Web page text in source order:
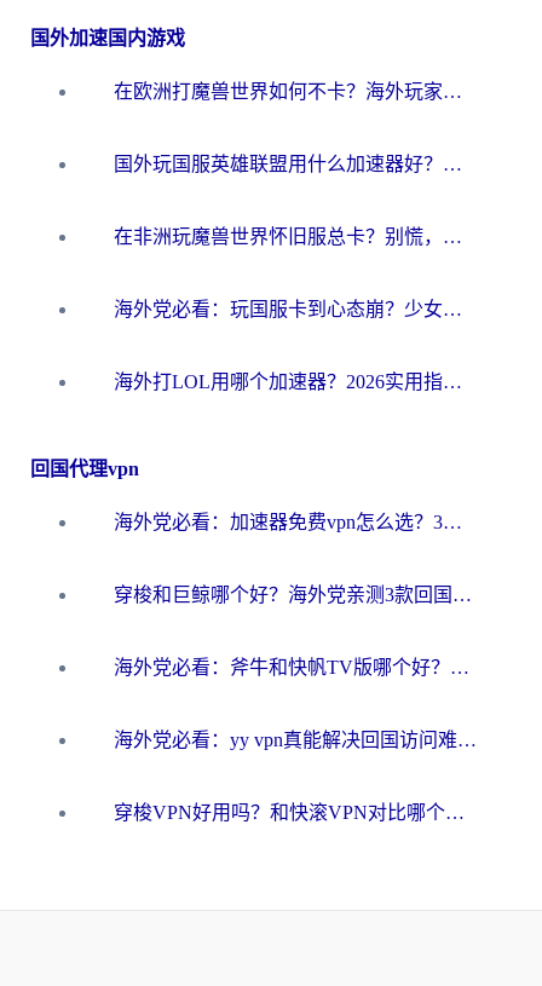
国外加速国内游戏
在欧洲打魔兽世界如何不卡？海外玩家的国服游戏加速终极攻略
国外玩国服英雄联盟用什么加速器好？海外党亲测有效的国服游戏加速指南
在非洲玩魔兽世界怀旧服总卡？别慌，这份指南帮你丝滑开荒
海外党必看：玩国服卡到心态崩？少女前线云图计划加速器免费推荐+碧蓝航线足球世界流畅攻略
海外打LOL用哪个加速器？2026实用指南：从延迟到设备适配，一篇解决你的国服游戏痛点
回国代理vpn
海外党必看：加速器免费vpn怎么选？3步教你无缝访问国内资源
穿梭和巨鲸哪个好？海外党亲测3款回国加速器，教你避开90%的坑
海外党必看：斧牛和快帆TV版哪个好？3分钟选对回国加速器，无缝刷B站、追热剧
海外党必看：yy vpn真能解决回国访问难题？附云极initap测评+免费方案对比
穿梭VPN好用吗？和快滚VPN对比哪个回国效果更好？海外党选回国加速器必看指南